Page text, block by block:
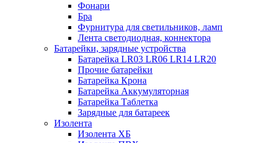
Фонари
Бра
Фурнитура для светильников, ламп
Лента светодиодная, коннектора
Батарейки, зарядные устройства
Батарейка LR03 LR06 LR14 LR20
Прочие батарейки
Батарейка Крона
Батарейка Аккумуляторная
Батарейка Таблетка
Зарядные для батареек
Изолента
Изолента ХБ